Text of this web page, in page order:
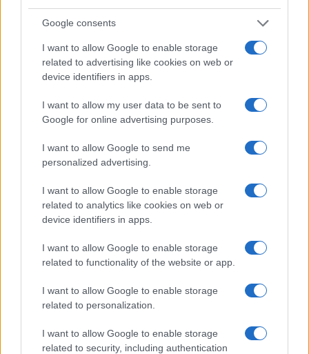
Google consents
I want to allow Google to enable storage
related to advertising like cookies on web or
device identifiers in apps.
I want to allow my user data to be sent to
Google for online advertising purposes.
I want to allow Google to send me
personalized advertising.
I want to allow Google to enable storage
related to analytics like cookies on web or
device identifiers in apps.
I want to allow Google to enable storage
related to functionality of the website or app.
I want to allow Google to enable storage
related to personalization.
I want to allow Google to enable storage
related to security, including authentication
Odissea e Spider-Man: i film che hanno rivoluzionato
l’estate al cinema
FUORI PORTA
Dalla gloria di Coppi al declino attuale: l’allarme per il
Beatrice Beretta · 4 Ago 2026